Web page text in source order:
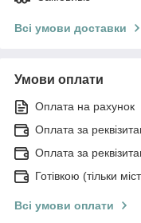
Всі умови доставки
Умови оплати
Оплата на рахунок
Оплата за
Оплата за
Готівкою (тільки
Всі умови оплати